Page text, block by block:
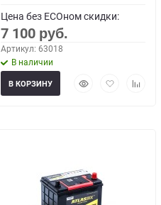
Цена без ECOном скидки:
7 100 руб.
Артикул: 63018
В наличии
БыстрыйДобавить
В КОРЗИНУ